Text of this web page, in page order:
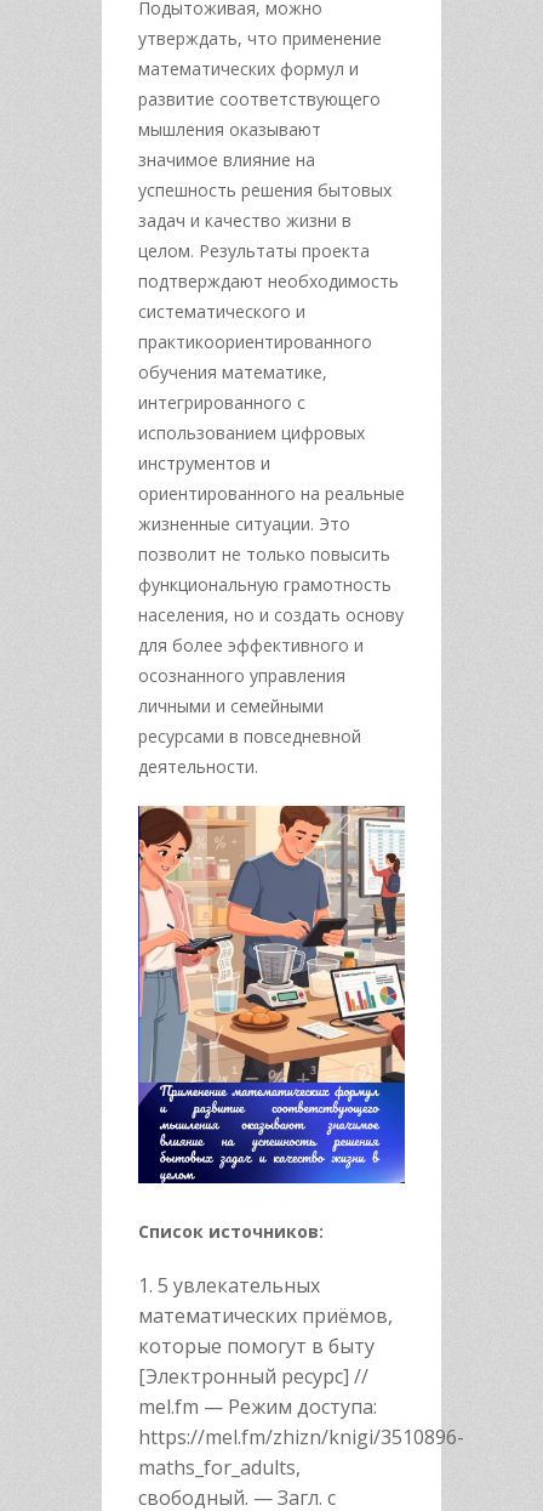
Подытоживая, можно
утверждать, что применение
математических формул и
развитие соответствующего
мышления оказывают
значимое влияние на
успешность решения бытовых
задач и качество жизни в
целом. Результаты проекта
подтверждают необходимость
систематического и
практикоориентированного
обучения математике,
интегрированного с
использованием цифровых
инструментов и
ориентированного на реальные
жизненные ситуации. Это
позволит не только повысить
функциональную грамотность
населения, но и создать основу
для более эффективного и
осознанного управления
личными и семейными
ресурсами в повседневной
деятельности.
Список источников:
1. 5 увлекательных
математических приёмов,
которые помогут в быту
[Электронный ресурс] //
mel.fm — Режим доступа:
https://mel.fm/zhizn/knigi/3510896-
maths_for_adults,
свободный. — Загл. с